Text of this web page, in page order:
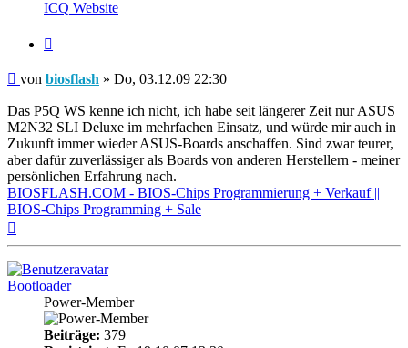
von
biosflash
ICQ Website
Beitrag
von biosflash » Do, 03.12.09 22:30
Das P5Q WS kenne ich nicht, ich habe seit längerer Zeit nur ASUS
M2N32 SLI Deluxe im mehrfachen Einsatz, und würde mir auch in
Zukunft immer wieder ASUS-Boards anschaffen. Sind zwar teurer,
aber dafür zuverlässiger als Boards von anderen Herstellern - meiner
persönlichen Erfahrung nach.
BIOSFLASH.COM - BIOS-Chips Programmierung + Verkauf ||
BIOS-Chips Programming + Sale
Bootloader
Power-Member
Beiträge: 379